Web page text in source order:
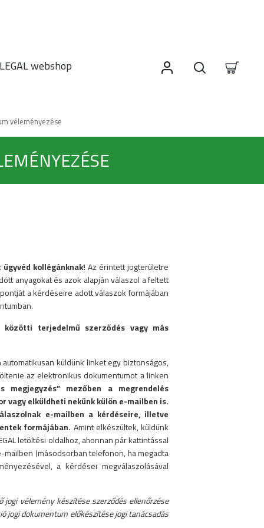
webshop
véleményezése
kollégánknak!Az érintett jogterületre
anyagokat és azok alapján válaszol a feltett
a kérdéseire adott válaszok formájában
terjedelmű szerződés vagy más
küldünk linket egy biztonságos,
az elektronikus dokumentumot a linken
mezőben a megrendelés
elküldheti nekünk külön e-mailben is.
e-mailben a kérdéseire, illetve
formájában. Amint elkészültek, küldünk
letöltési oldalhoz, ahonnan pár kattintással
(másodsorban telefonon, ha megadta
a kérdései megválaszolásával
vélemény készítése szerződés ellenőrzése
jogi dokumentum előkészítése jogi tanácsadás